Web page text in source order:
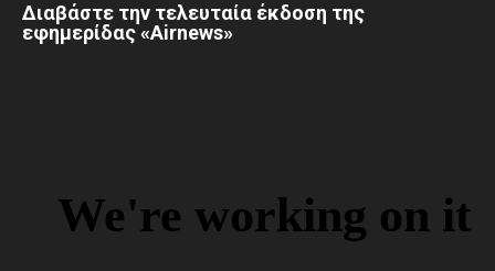
Διαβάστε την τελευταία έκδοση της
εφημερίδας «Airnews»